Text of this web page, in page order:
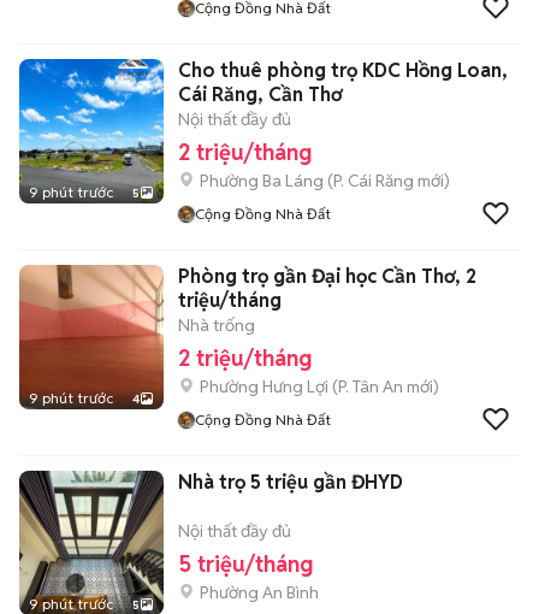
Cộng Đồng Nhà Đất
9 phút trước 5
Cho thuê phòng trọ KDC Hồng Loan,
Cái Răng, Cần Thơ
Nội thất đầy đủ
2 triệu/tháng
Phường Ba Láng (P. Cái Răng mới)
Cộng Đồng Nhà Đất
9 phút trước 4
Phòng trọ gần Đại học Cần Thơ, 2
triệu/tháng
Nhà trống
2 triệu/tháng
Phường Hưng Lợi (P. Tân An mới)
Cộng Đồng Nhà Đất
9 phút trước 5
Nhà trọ 5 triệu gần ĐHYD
Nội thất đầy đủ
5 triệu/tháng
Phường An Bình